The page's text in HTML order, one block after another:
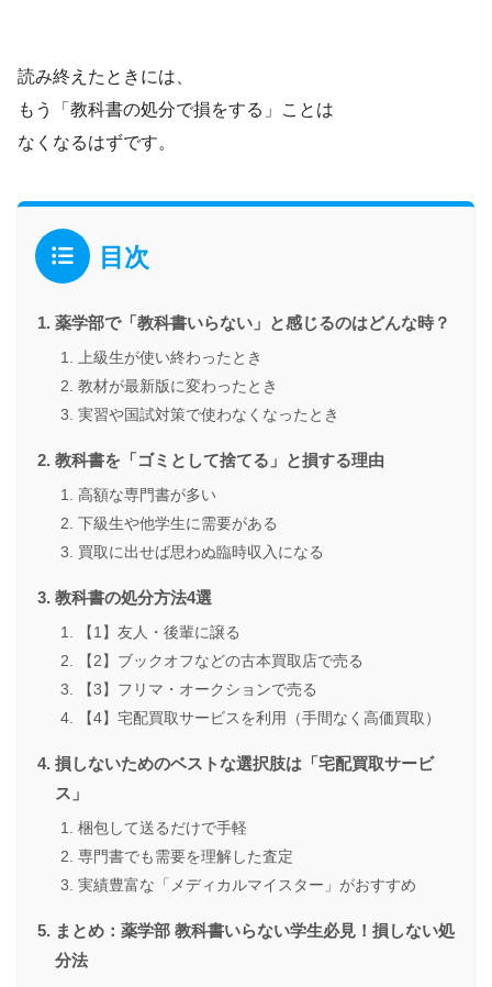
読み終えたときには、
もう「教科書の処分で損をする」ことは
なくなるはずです。
目次
薬学部で「教科書いらない」と感じるのはどんな時？
上級生が使い終わったとき
教材が最新版に変わったとき
実習や国試対策で使わなくなったとき
教科書を「ゴミとして捨てる」と損する理由
高額な専門書が多い
下級生や他学生に需要がある
買取に出せば思わぬ臨時収入になる
教科書の処分方法4選
【1】友人・後輩に譲る
【2】ブックオフなどの古本買取店で売る
【3】フリマ・オークションで売る
【4】宅配買取サービスを利用（手間なく高価買取）
損しないためのベストな選択肢は「宅配買取サービ
ス」
梱包して送るだけで手軽
専門書でも需要を理解した査定
実績豊富な「メディカルマイスター」がおすすめ
まとめ：薬学部 教科書いらない学生必見！損しない処
分法